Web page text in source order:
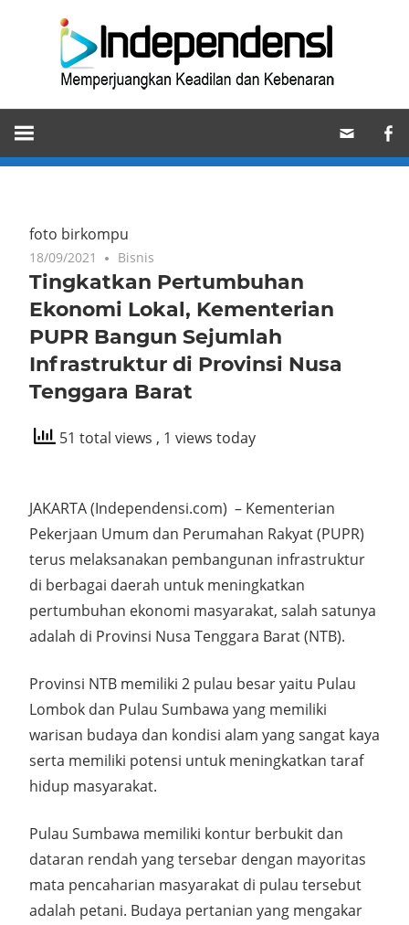
Memperjuangkan
Keadilan
dan
foto birkompu
18/09/2021 Bisnis
Tingkatkan Pertumbuhan
Ekonomi Lokal, Kementerian
PUPR Bangun Sejumlah
Infrastruktur di Provinsi Nusa
Tenggara Barat
51 total views , 1 views today
JAKARTA (Independensi.com) – Kementerian
Pekerjaan Umum dan Perumahan Rakyat (PUPR)
terus melaksanakan pembangunan infrastruktur
di berbagai daerah untuk meningkatkan
pertumbuhan ekonomi masyarakat, salah satunya
adalah di Provinsi Nusa Tenggara Barat (NTB).
Provinsi NTB memiliki 2 pulau besar yaitu Pulau
Lombok dan Pulau Sumbawa yang memiliki
warisan budaya dan kondisi alam yang sangat kaya
serta memiliki potensi untuk meningkatkan taraf
hidup masyarakat.
Pulau Sumbawa memiliki kontur berbukit dan
dataran rendah yang tersebar dengan mayoritas
mata pencaharian masyarakat di pulau tersebut
adalah petani. Budaya pertanian yang mengakar